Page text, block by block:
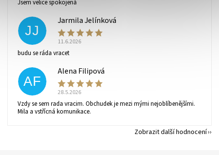
Jsem velice spokojená
JJ
Jarmila Jelínková
11.6.2026
budu se ráda vracet
AF
Alena Filipová
28.5.2026
Vzdy se sem rada vracim. Obchudek je mezi mými nejoblíbenějšími.
Mila a vstřícná komunikace.
Zobrazit další hodnocení